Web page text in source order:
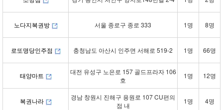
노다지복권방 서울 종로구 종로 333 1명 8명
로또명당인주점 충청남도 아산시 인주면 서해로 519-2 1명 66명
태양마트
대전 유성구 노은로 157 골드프라자 106
호
1명 12명
복권나라
경남 창원시 진해구 용원로 107 CU편의
점 내
1명 4명